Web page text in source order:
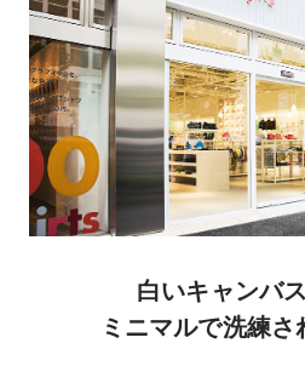
白いキャンバ
ミニマルで洗練